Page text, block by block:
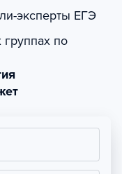
эксперты ЕГЭ
по